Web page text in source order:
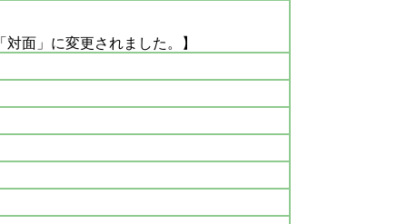
面」に変更されました。】